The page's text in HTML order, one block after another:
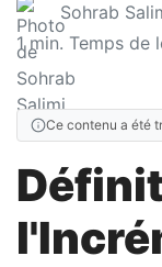
Sohrab
1 min. Temps de
Ce contenu a été